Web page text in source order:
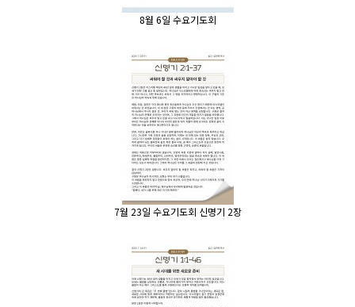
8월 6일 수요기도회
7월 23일 수요기도회 신명기 2장